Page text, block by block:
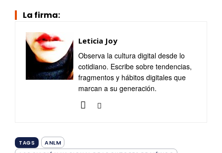
La firma:
Leticia Joy
Observa la cultura digital desde lo
cotidiano. Escribe sobre tendencias,
fragmentos y hábitos digitales que
marcan a su generación.
TAGS
ANLM